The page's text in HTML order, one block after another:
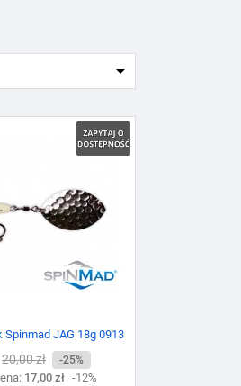

Spinmad JAG 18g 0913
Cena
podstawowa
20,00 zł -25%
17,00 zł -12%